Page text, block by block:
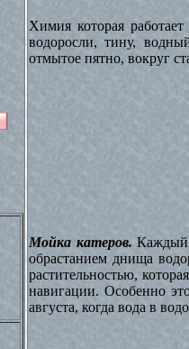
Химия которая
водоросли, тину,
отмытое пятно, вокруг
Мойка катеров.Каждый
обрастанием днища
растительностью,
навигации. Особенно
августа, когда вода в